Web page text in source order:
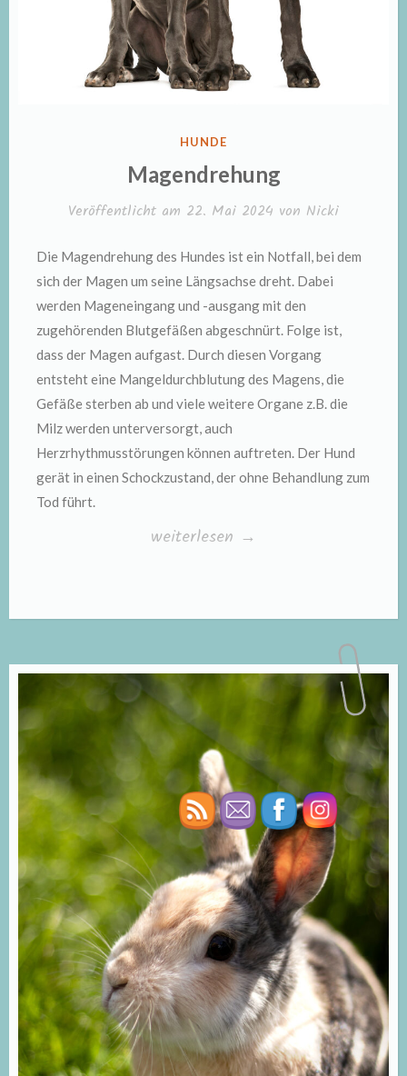
VERÖFFENTLICHT
HUNDE
Magendrehung
Veröffentlicht am 22. Mai 2024 von Nicki
Die Magendrehung des Hundes ist ein Notfall, bei dem
sich der Magen um seine Längsachse dreht. Dabei
werden Mageneingang und -ausgang mit den
zugehörenden Blutgefäßen abgeschnürt. Folge ist,
dass der Magen aufgast. Durch diesen Vorgang
entsteht eine Mangeldurchblutung des Magens, die
Gefäße sterben ab und viele weitere Organe z.B. die
Milz werden unterversorgt, auch
Herzrhythmusstörungen können auftreten. Der Hund
gerät in einen Schockzustand, der ohne Behandlung zum
Tod führt.
„Magendrehung“
weiterlesen →